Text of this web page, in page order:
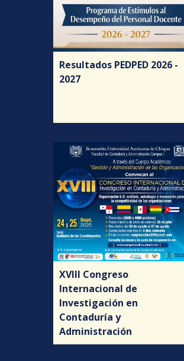
Resultados PEDPED 2026 -
2027
XVIII Congreso
Internacional de
Investigación en
Contaduría y
Administración